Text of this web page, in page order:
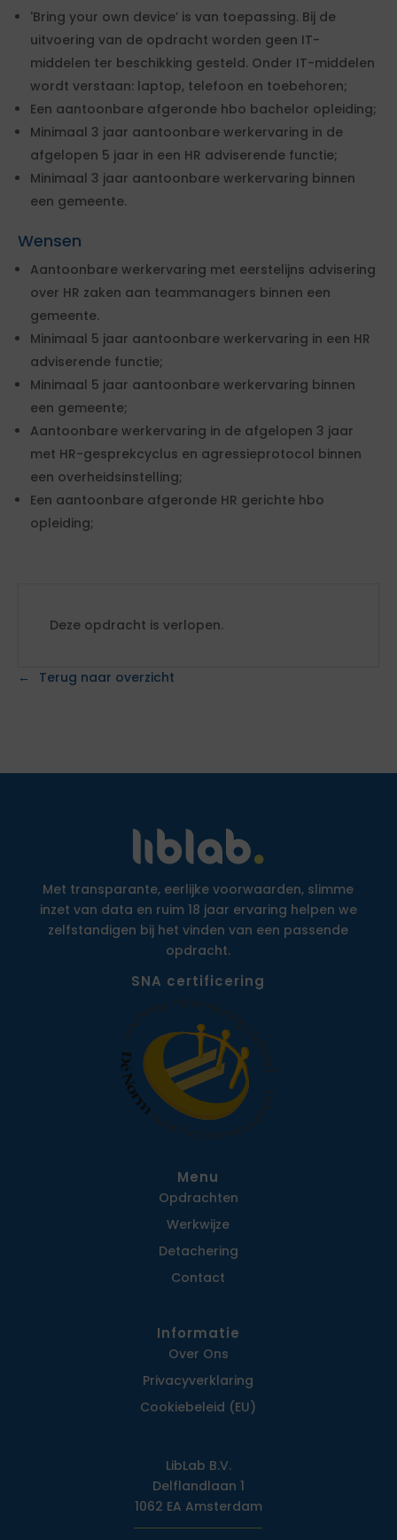
'Bring your own device’ is van toepassing. Bij de
uitvoering van de opdracht worden geen IT-
middelen ter beschikking gesteld. Onder IT-middelen
wordt verstaan: laptop, telefoon en toebehoren;
Een aantoonbare afgeronde hbo bachelor opleiding;
Minimaal 3 jaar aantoonbare werkervaring in de
afgelopen 5 jaar in een HR adviserende functie;
Minimaal 3 jaar aantoonbare werkervaring binnen
een gemeente.
Wensen
Aantoonbare werkervaring met eerstelijns advisering
over HR zaken aan teammanagers binnen een
gemeente.
Minimaal 5 jaar aantoonbare werkervaring in een HR
adviserende functie;
Minimaal 5 jaar aantoonbare werkervaring binnen
een gemeente;
Aantoonbare werkervaring in de afgelopen 3 jaar
met HR-gesprekcyclus en agressieprotocol binnen
een overheidsinstelling;
Een aantoonbare afgeronde HR gerichte hbo
opleiding;
Deze opdracht is verlopen.
Terug naar overzicht
Met transparante, eerlijke voorwaarden, slimme
inzet van data en ruim 18 jaar ervaring helpen we
zelfstandigen bij het vinden van een passende
opdracht.
SNA certificering
Menu
Opdrachten
Werkwijze
Detachering
Contact
Informatie
Over Ons
Privacy­verklaring
Cookiebeleid (EU)
LibLab B.V.
Delflandlaan 1
1062 EA Amsterdam